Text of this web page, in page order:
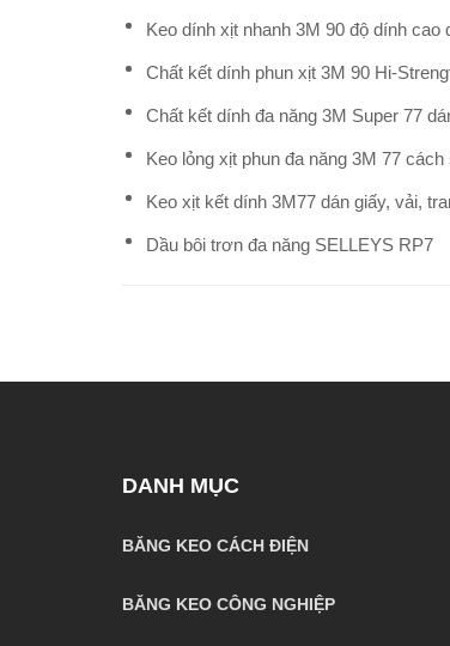
Keo dính xịt nhanh 3M 90 độ dính cao
Chất kết dính phun xịt 3M 90 Hi-
Chất kết dính đa năng 3M Super 77
Keo lỏng xịt phun đa năng 3M 77
Keo xịt kết dính 3M77 dán giấy, vải,
Dầu bôi trơn đa năng SELLEYS RP7
DANH MỤC
BĂNG KEO CÁCH ĐIỆN
BĂNG KEO CÔNG NGHIỆP